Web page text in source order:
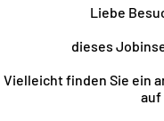
Liebe
dieses
Vielleicht finden Sie ein
auf